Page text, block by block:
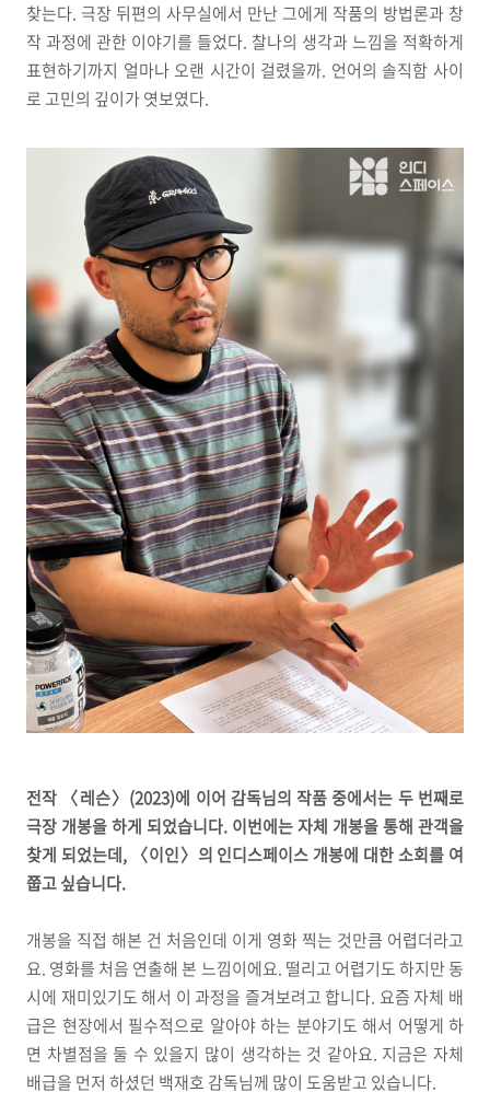
찾는다. 극장 뒤편의 사무실에서 만난 그에게 작품의 방법론과 창
작 과정에 관한 이야기를 들었다. 찰나의 생각과 느낌을 적확하게
표현하기까지 얼마나 오랜 시간이 걸렸을까. 언어의 솔직함 사이
로 고민의 깊이가 엿보였다.
전작 〈레슨〉(2023)에 이어 감독님의 작품 중에서는 두 번째로
극장 개봉을 하게 되었습니다. 이번에는 자체 개봉을 통해 관객을
찾게 되었는데, 〈이인〉의 인디스페이스 개봉에 대한 소회를 여
쭙고 싶습니다.
개봉을 직접 해본 건 처음인데 이게 영화 찍는 것만큼 어렵더라고
요. 영화를 처음 연출해 본 느낌이에요. 떨리고 어렵기도 하지만 동
시에 재미있기도 해서 이 과정을 즐겨보려고 합니다. 요즘 자체 배
급은 현장에서 필수적으로 알아야 하는 분야기도 해서 어떻게 하
면 차별점을 둘 수 있을지 많이 생각하는 것 같아요. 지금은 자체
배급을 먼저 하셨던 백재호 감독님께 많이 도움받고 있습니다.